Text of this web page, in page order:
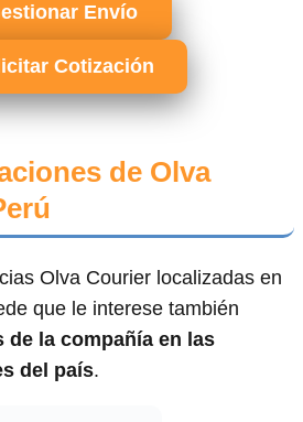
Envío
Cotización
de Olva
Olva Courier localizadas en
que le interese también
de la compañía en las
del país.